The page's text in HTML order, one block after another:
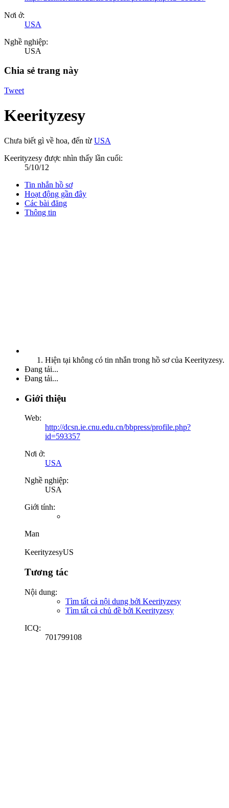
Nơi ở:
USA
Nghề nghiệp:
USA
Chia sẻ trang này
Tweet
Keerityzesy
Chưa biết gì về hoa, đến từ USA
Keerityzesy được nhìn thấy lần cuối:
5/10/12
Tin nhắn hồ sơ
Hoạt động gần đây
Các bài đăng
Thông tin
Hiện tại không có tin nhắn trong hồ sơ của Keerityzesy.
Đang tải...
Đang tải...
Giới thiệu
Web:
http://dcsn.ie.cnu.edu.cn/bbpress/profile.php?
id=593357
Nơi ở:
USA
Nghề nghiệp:
USA
Giới tính:
Man
KeerityzesyUS
Tương tác
Nội dung:
Tìm tất cả nội dung bởi Keerityzesy
Tìm tất cả chủ đề bởi Keerityzesy
ICQ:
701799108